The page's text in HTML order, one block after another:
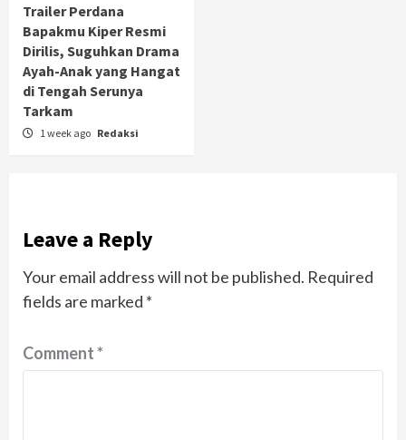
Trailer Perdana
Bapakmu Kiper Resmi
Dirilis, Suguhkan Drama
Ayah-Anak yang Hangat
di Tengah Serunya
Tarkam
1 week ago Redaksi
Leave a Reply
Your email address will not be published. Required
fields are marked *
Comment*